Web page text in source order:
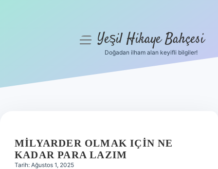
Hakkımızda
menüyüYeşil Hikaye Bahçesi
Doğadan ilham alan keyifli bilgiler!
MILYARDER OLMAK IÇIN NE
KADAR PARA LAZIM
Tarih: Ağustos 1, 2025